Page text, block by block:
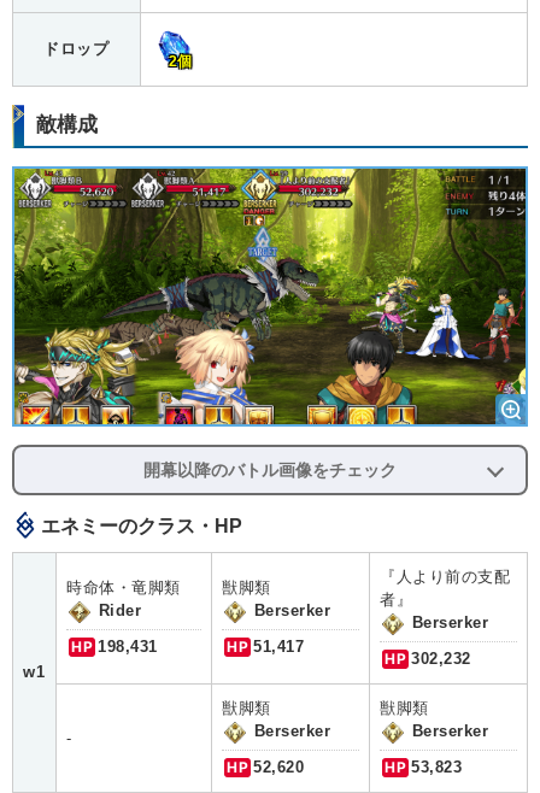
ドロップ
2個
敵構成
開幕以降のバトル画像をチェック
エネミーのクラス・HP
w1
時命体・竜脚類
Rider
HP 198,431
獣脚類
Berserker
HP 51,417
『人より前の支配
者』
Berserker
HP 302,232
-
獣脚類
Berserker
HP 52,620
獣脚類
Berserker
HP 53,823